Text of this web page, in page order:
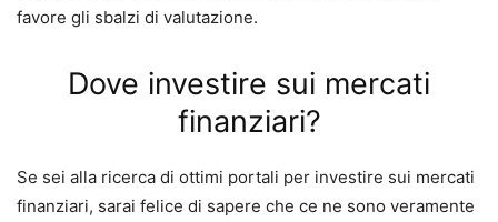
favore gli sbalzi di valutazione.
Dove investire sui mercati
finanziari?
Se sei alla ricerca di ottimi portali per investire sui mercati
finanziari, sarai felice di sapere che ce ne sono veramente